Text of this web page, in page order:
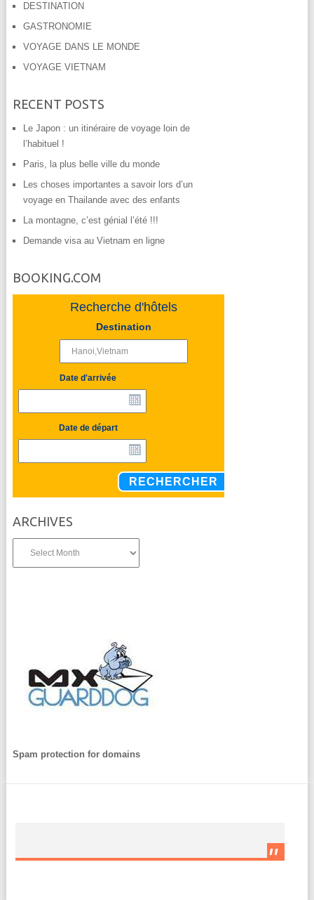
DESTINATION
GASTRONOMIE
VOYAGE DANS LE MONDE
VOYAGE VIETNAM
RECENT POSTS
Le Japon : un itinéraire de voyage loin de
l’habituel !
Paris, la plus belle ville du monde
Les choses importantes a savoir lors d’un
voyage en Thailande avec des enfants
La montagne, c’est génial l’été !!!
Demande visa au Vietnam en ligne
BOOKING.COM
Recherche d'hôtels
Destination
Date d'arrivée
Date de départ
RECHERCHER
ARCHIVES
Spam protection for domains